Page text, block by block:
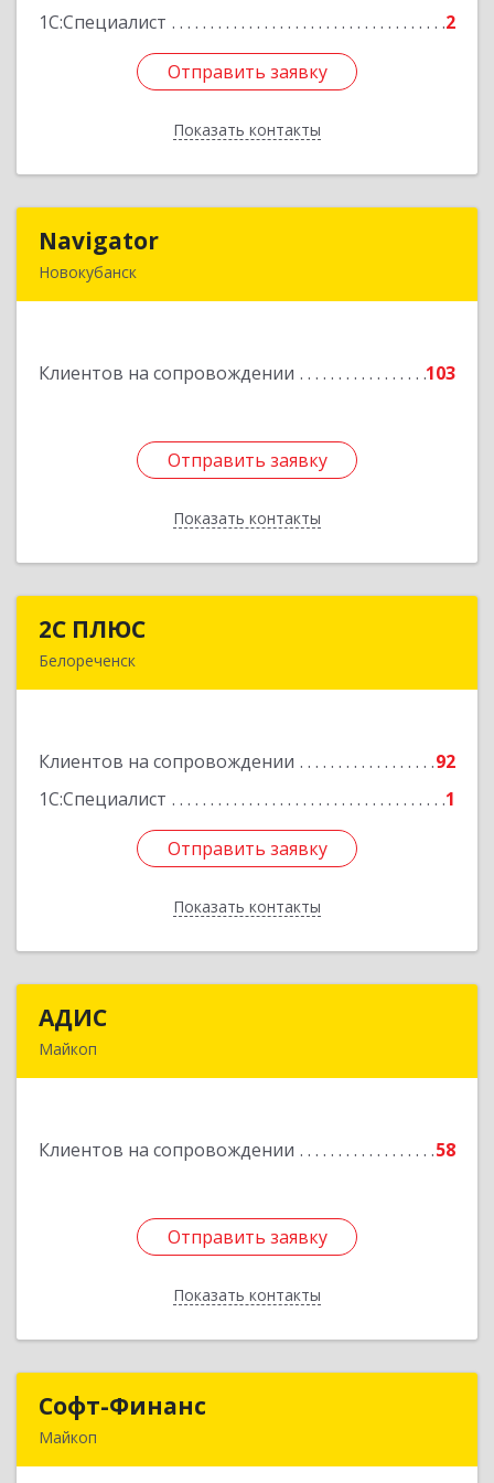
1С:Специалист
2
Отправить заявку
Показать контакты
Отправить заявку
Назад
Navigator
Новокубанск
Клиентов на сопровождении 103
Отправить заявку
Показать контакты
Подробнее
Отправить заявку
Назад
2С ПЛЮС
Белореченск
Клиентов на сопровождении
92
1С:Специалист
1
Отправить заявку
Показать контакты
Подробнее
Отправить заявку
Назад
АДИС
Майкоп
Клиентов на сопровождении 58
Отправить заявку
Показать контакты
Подробнее
Отправить заявку
Назад
Софт-Финанс
Майкоп